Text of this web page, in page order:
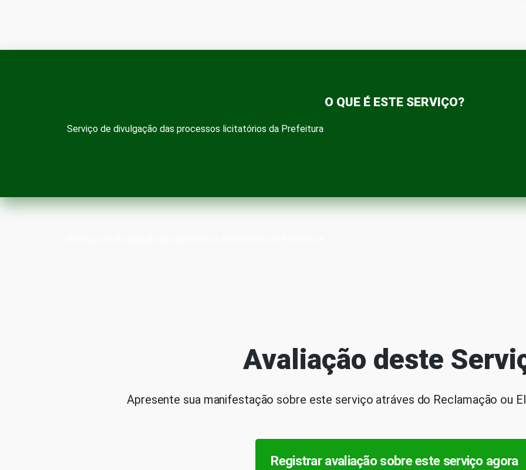
O QUE É ESTE SERVIÇO?
Serviço de divulgação das processos licitatórios da Prefeitura
Avaliação deste
Apresente sua manifestação sobre este serviço atráves do Reclamação ou
Registrar avaliação sobre este serviço agora